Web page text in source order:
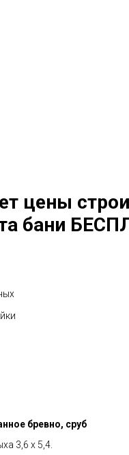
цены
бани
бревно, сруб
3,6 x 5,4.